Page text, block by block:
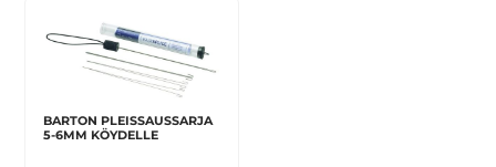
BARTON PLEISSAUSSARJA
5-6MM KÖYDELLE